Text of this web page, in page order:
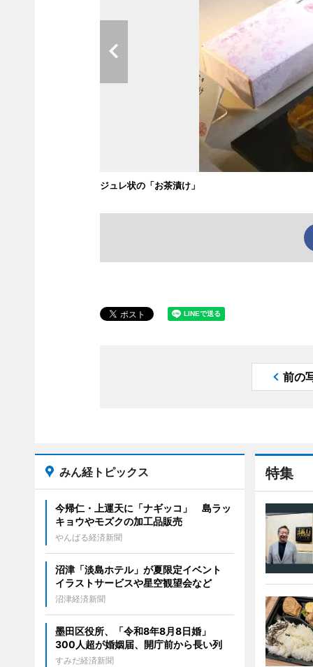
ジュレ状の「お茶漬け」
前の
特集
みん経トピックス
今帰仁・上運天に「ナギッコ」 島ラッ
キョウやモズクの加工品販売
やんばる経済新聞
沼津「淡島ホテル」が夏限定イベント
イラストサービスや星空観望会など
沼津経済新聞
墨田区役所、「令和8年8月8日婚」
300人超が婚姻届、開庁前から長い列
すみだ経済新聞